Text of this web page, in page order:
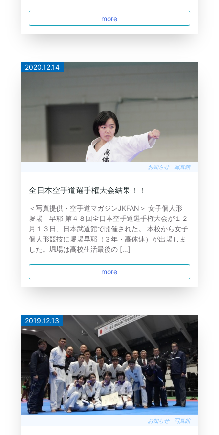
more
2020.12.14
お知らせ 写真館
全日本空手道選手権大会結果！！
＜写真提供・空手道マガジンJKFAN＞ 女子個人形
堀場 早耶 第４８回全日本空手道選手権大会が１２
月１３日、日本武道館で開催された。 本校から女子
個人形競技に堀場早耶（３年・高体連）が出場しま
した。堀場は高校生活最後の […]
more
2019.12.13
お知らせ 写真館